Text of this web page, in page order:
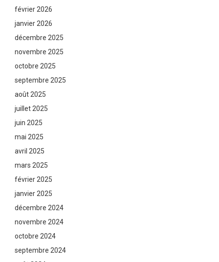
février 2026
janvier 2026
décembre 2025
novembre 2025
octobre 2025
septembre 2025
août 2025
juillet 2025
juin 2025
mai 2025
avril 2025
mars 2025
février 2025
janvier 2025
décembre 2024
novembre 2024
octobre 2024
septembre 2024